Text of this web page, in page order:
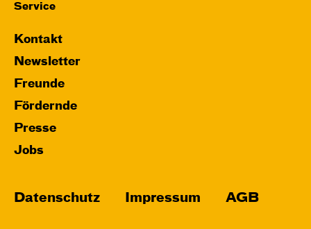
Service
Kontakt
Newsletter
Freunde
Fördernde
Presse
Jobs
Datenschutz Impressum AGB